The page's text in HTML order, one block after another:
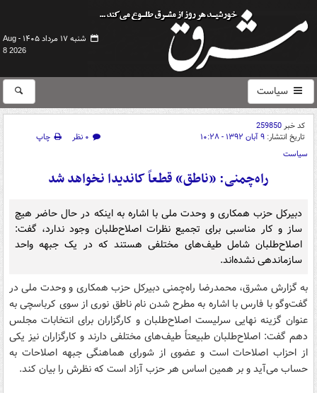
شنبه ۱۷ مرداد ۱۴۰۵ -
Aug
8 2026
سیاست
کد خبر259850
تاریخ انتشار: ۹ آبان ۱۳۹۲ - ۱۰:۲۸ ۰ نظر
چاپ
سیاست
راه‌چمنی: «ناطق‌» قطعاً کاندیدا نخواهد شد
دبیرکل حزب همکاری و وحدت ملی با اشاره به اینکه در حال حاضر هیچ
ساز و کار مناسبی برای تجمیع نظرات اصلاح‌طلبان وجود ندارد، گفت:
اصلاح‌طلبان شامل طیف‌های مختلفی هستند که در یک جبهه واحد
سازماندهی نشده‌اند.
به گزارش مشرق، محمد‌رضا راه‌چمنی دبیرکل حزب همکاری و وحدت ملی در
گفت‌وگو با فارس با اشاره به مطرح شدن نام ناطق نوری از سوی کرباسچی به
عنوان گزینه نهایی سرلیست اصلاح‌طلبان و کارگزاران برای انتخابات مجلس
دهم گفت: اصلاح‌طلبان طبیعتاً طیف‌های مختلفی دارند و کارگزاران نیز یکی
از احزاب اصلاحات است و عضوی از شورای هماهنگی جبهه اصلاحات به
حساب می‌آید و بر همین اساس هر حزب آزاد است که نظرش را بیان کند.